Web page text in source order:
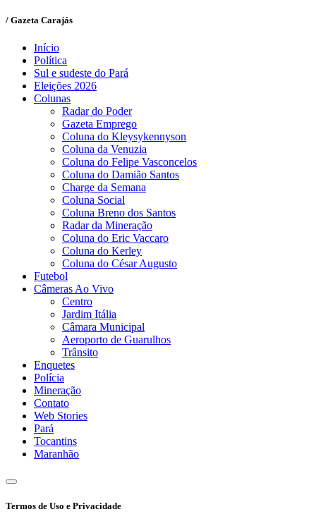
/ Gazeta Carajás
Início
Política
Sul e sudeste do Pará
Eleições 2026
Colunas
Radar do Poder
Gazeta Emprego
Coluna do Kleysykennyson
Coluna da Venuzia
Coluna do Felipe Vasconcelos
Coluna do Damião Santos
Charge da Semana
Coluna Social
Coluna Breno dos Santos
Radar da Mineração
Coluna do Eric Vaccaro
Coluna do Kerley
Coluna do César Augusto
Futebol
Câmeras Ao Vivo
Centro
Jardim Itália
Câmara Municipal
Aeroporto de Guarulhos
Trânsito
Enquetes
Polícia
Mineração
Contato
Web Stories
Pará
Tocantins
Maranhão
Termos de Uso e Privacidade